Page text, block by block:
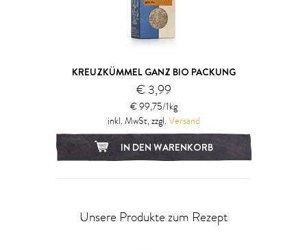
KREUZKÜMMEL GANZ BIO PACKUNG
€ 3,99
€ 99,75/1kg
inkl. MwSt, zzgl. Versand
IN DEN WARENKORB
Unsere Produkte zum Rezept